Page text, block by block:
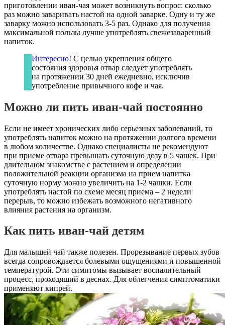
приготовлении иван-чая может возникнуть вопрос: сколько
раз можно заваривать настой на одной заварке. Одну и ту же
заварку можно использовать 3-5 раз. Однако для получения
максимальной пользы лучше употреблять свежезаваренный
напиток.
Интересно! С целью укрепления общего
состояния здоровья отвар следует употреблять
на протяжении 30 дней ежедневно, исключив
употребление привычного кофе и чая.
Можно ли пить иван-чай постоянно
Если не имеет хронических либо серьезных заболеваний, то
употреблять напиток можно на протяжении долгого времени
в любом количестве. Однако специалисты не рекомендуют
при приеме отвара превышать суточную дозу в 5 чашек. При
длительном знакомстве с растением и определении
положительной реакции организма на прием напитка
суточную норму можно увеличить на 1-2 чашки. Если
употреблять настой по схеме месяц приема – 2 недели
перерыв, то можно избежать возможного негативного
влияния растения на организм.
Как пить иван-чай детям
Для малышей чай также полезен. Прорезывание первых зубов
всегда сопровождается болевыми ощущениями и повышенной
температурой. Эти симптомы вызывает воспалительный
процесс, проходящий в деснах. Для облегчения симптоматики
применяют кипрей.